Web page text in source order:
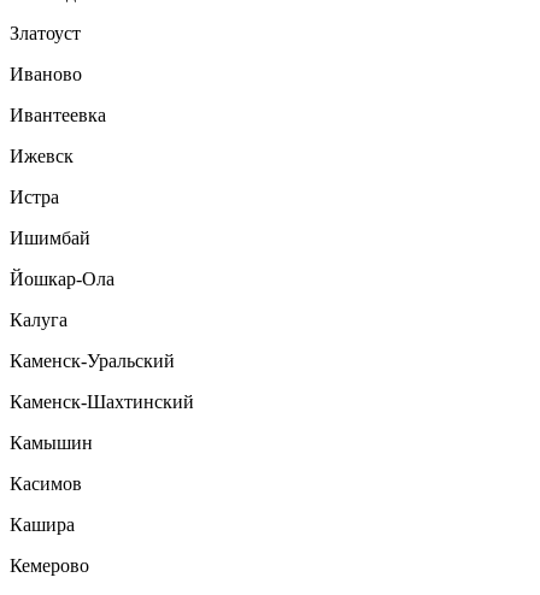
Златоуст
Иваново
Ивантеевка
Ижевск
Истра
Ишимбай
Йошкар-Ола
Калуга
Каменск-Уральский
Каменск-Шахтинский
Камышин
Касимов
Кашира
Кемерово